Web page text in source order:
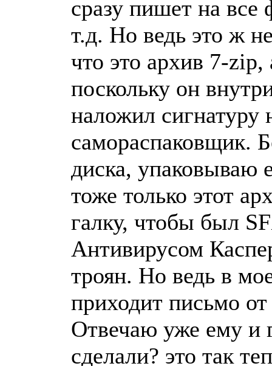
сразу пишет на все
т.д. Но ведь это ж
что это архив 7-
поскольку он
наложил сигнатуру
самораспаковщик.
диска, упаковываю
тоже только этот
галку, чтобы был
Антивирусом
троян. Но ведь в
приходит письмо от
Отвечаю уже ему и
сделали? это так